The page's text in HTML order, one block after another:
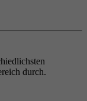
durch.